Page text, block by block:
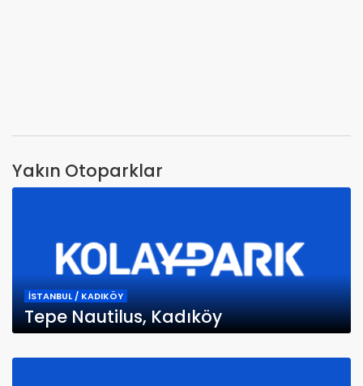
Yakın Otoparklar
İSTANBUL / KADIKÖY
Tepe Nautilus, Kadıköy